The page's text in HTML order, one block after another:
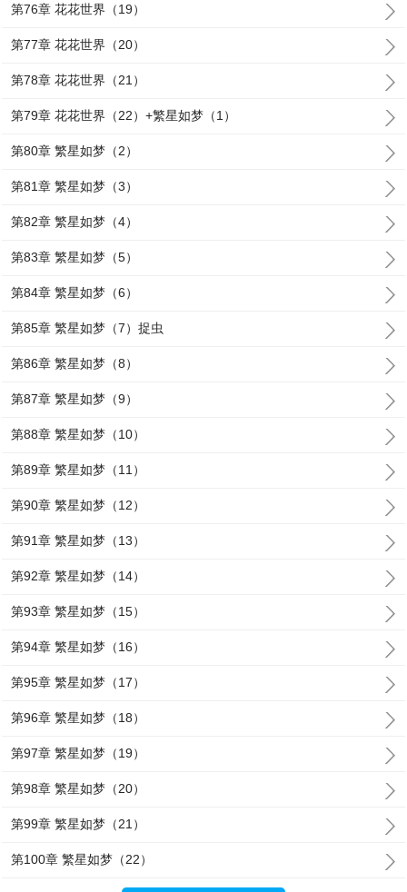
第76章 花花世界（19）
第77章 花花世界（20）
第78章 花花世界（21）
第79章 花花世界（22）+繁星如梦（1）
第80章 繁星如梦（2）
第81章 繁星如梦（3）
第82章 繁星如梦（4）
第83章 繁星如梦（5）
第84章 繁星如梦（6）
第85章 繁星如梦（7）捉虫
第86章 繁星如梦（8）
第87章 繁星如梦（9）
第88章 繁星如梦（10）
第89章 繁星如梦（11）
第90章 繁星如梦（12）
第91章 繁星如梦（13）
第92章 繁星如梦（14）
第93章 繁星如梦（15）
第94章 繁星如梦（16）
第95章 繁星如梦（17）
第96章 繁星如梦（18）
第97章 繁星如梦（19）
第98章 繁星如梦（20）
第99章 繁星如梦（21）
第100章 繁星如梦（22）